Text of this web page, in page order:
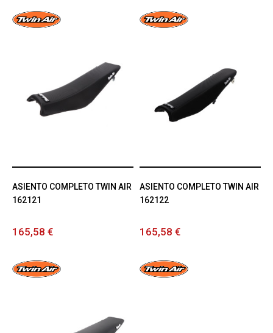
ASIENTO COMPLETO TWIN AIR
162121
165,58 €
ASIENTO COMPLETO TWIN AIR
162122
165,58 €